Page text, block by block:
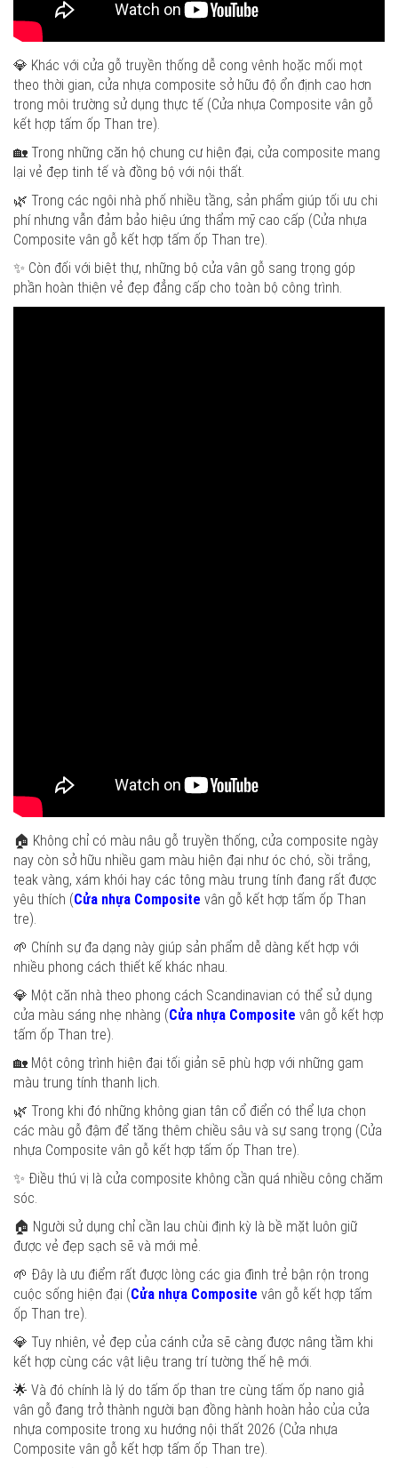
💎 Khác với cửa gỗ truyền thống dễ cong vênh hoặc mối mọt
theo thời gian, cửa nhựa composite sở hữu độ ổn định cao hơn
trong môi trường sử dụng thực tế (Cửa nhựa Composite vân gỗ
kết hợp tấm ốp Than tre).
🏡 Trong những căn hộ chung cư hiện đại, cửa composite mang
lại vẻ đẹp tinh tế và đồng bộ với nội thất.
🌿 Trong các ngôi nhà phố nhiều tầng, sản phẩm giúp tối ưu chi
phí nhưng vẫn đảm bảo hiệu ứng thẩm mỹ cao cấp (Cửa nhựa
Composite vân gỗ kết hợp tấm ốp Than tre).
✨ Còn đối với biệt thự, những bộ cửa vân gỗ sang trọng góp
phần hoàn thiện vẻ đẹp đẳng cấp cho toàn bộ công trình.
🏠 Không chỉ có màu nâu gỗ truyền thống, cửa composite ngày
nay còn sở hữu nhiều gam màu hiện đại như óc chó, sồi trắng,
teak vàng, xám khói hay các tông màu trung tính đang rất được
yêu thích (Cửa nhựa Composite vân gỗ kết hợp tấm ốp Than
tre).
🌱 Chính sự đa dạng này giúp sản phẩm dễ dàng kết hợp với
nhiều phong cách thiết kế khác nhau.
💎 Một căn nhà theo phong cách Scandinavian có thể sử dụng
cửa màu sáng nhẹ nhàng (Cửa nhựa Composite vân gỗ kết hợp
tấm ốp Than tre).
🏡 Một công trình hiện đại tối giản sẽ phù hợp với những gam
màu trung tính thanh lịch.
🌿 Trong khi đó những không gian tân cổ điển có thể lựa chọn
các màu gỗ đậm để tăng thêm chiều sâu và sự sang trọng (Cửa
nhựa Composite vân gỗ kết hợp tấm ốp Than tre).
✨ Điều thú vị là cửa composite không cần quá nhiều công chăm
sóc.
🏠 Người sử dụng chỉ cần lau chùi định kỳ là bề mặt luôn giữ
được vẻ đẹp sạch sẽ và mới mẻ.
🌱 Đây là ưu điểm rất được lòng các gia đình trẻ bận rộn trong
cuộc sống hiện đại (Cửa nhựa Composite vân gỗ kết hợp tấm
ốp Than tre).
💎 Tuy nhiên, vẻ đẹp của cánh cửa sẽ càng được nâng tầm khi
kết hợp cùng các vật liệu trang trí tường thế hệ mới.
🌟 Và đó chính là lý do tấm ốp than tre cùng tấm ốp nano giả
vân gỗ đang trở thành người bạn đồng hành hoàn hảo của cửa
nhựa composite trong xu hướng nội thất 2026 (Cửa nhựa
Composite vân gỗ kết hợp tấm ốp Than tre).